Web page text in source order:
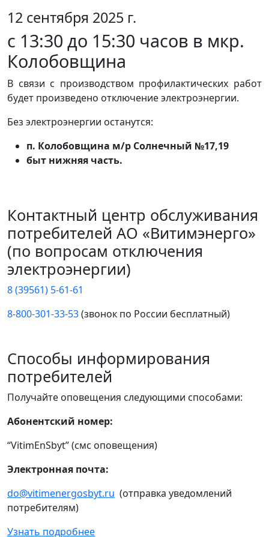
12 сентября 2025 г.
с 13:30 до 15:30 часов в мкр.
Колобовщина
В связи с производством профилактических работ
будет произведено отключение электроэнергии.
Без электроэнергии останутся:
п. Колобовщина м/р Солнечный №17,19
быт нижняя часть.
Контактный центр обслуживания
потребителей АО «Витимэнерго»
(по вопросам отключения
электроэнергии)
8 (39561) 5-61-61
8-800-301-33-53(звонок по России бесплатный)
Способы информирования
потребителей
Получайте оповещения следующими способами:
Абонентский номер:
“VitimEnSbyt” (смс оповещения)
Электронная почта:
do@vitimenergosbyt.ru (отправка уведомлений
потребителям)
Узнать подробнее